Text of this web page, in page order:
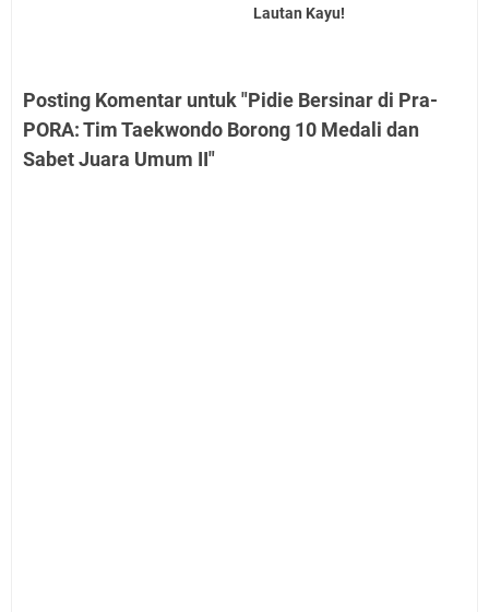
Lautan Kayu!
Posting Komentar untuk "Pidie Bersinar di Pra-
PORA: Tim Taekwondo Borong 10 Medali dan
Sabet Juara Umum II"